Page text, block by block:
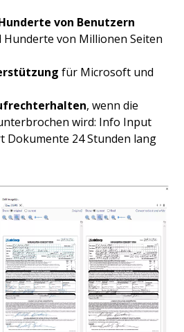
von Benutzern
von Millionen Seiten
für Microsoft und
, wenn die
wird: Info Input
Dokumente 24 Stunden lang